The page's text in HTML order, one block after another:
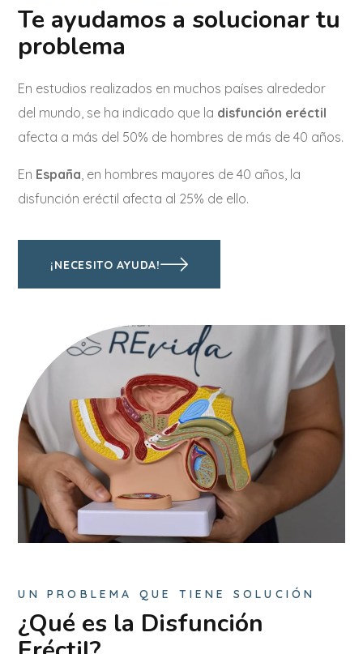
Te ayudamos a solucionar tu
problema
En estudios realizados en muchos países alrededor
del mundo, se ha indicado que la disfunción eréctil
afecta a más del 50% de hombres de más de 40 años.
En España, en hombres mayores de 40 años, la
disfunción eréctil afecta al 25% de ello.
¡NECESITO AYUDA!
UN PROBLEMA QUE TIENE SOLUCIÓN
¿Qué es la Disfunción